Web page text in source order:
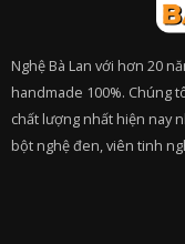
Nghệ Bà Lan với hơn 20
handmade 100%. Chúng
chất lượng nhất hiện nay
bột nghệ đen, viên tinh